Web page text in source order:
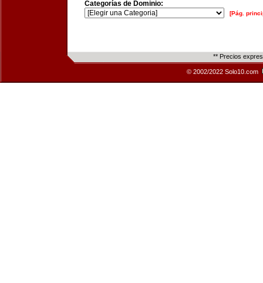
Categorías de Dominio:
[Pág.
** Precios
© 2002/2022 Solo10.com